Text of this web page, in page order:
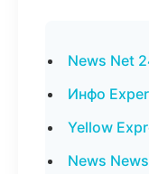
News Net
Инфо
Yellow
News